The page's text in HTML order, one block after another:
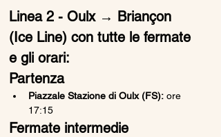
Linea 2 - Oulx → Briançon
(Ice Line) con tutte le fermate
e gli orari:
Partenza
Piazzale Stazione di Oulx (FS): ore
17:15
Fermate intermedie